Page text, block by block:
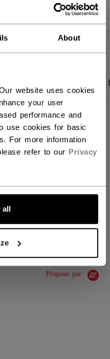
About
website uses cookies
your user
performance and
use cookies for basic
For more information
refer to our Privacy
all
expédier des
Unis ?
OUVRIR LES
AD
Proposé par